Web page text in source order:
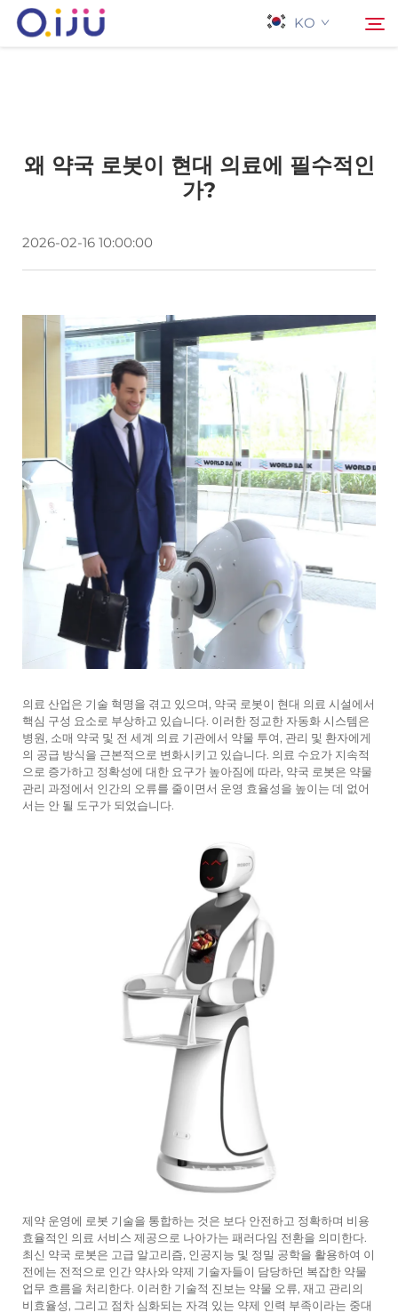
KO
회사 소개
응용 프로그램
서비스 지원
연락
왜 약국 로봇이 현대 의료에 필수적인
가?
2026-02-16 10:00:00
의료 산업은 기술 혁명을 겪고 있으며, 약국 로봇이 현대 의료 시설에서
핵심 구성 요소로 부상하고 있습니다. 이러한 정교한 자동화 시스템은
병원, 소매 약국 및 전 세계 의료 기관에서 약물 투여, 관리 및 환자에게
의 공급 방식을 근본적으로 변화시키고 있습니다. 의료 수요가 지속적
으로 증가하고 정확성에 대한 요구가 높아짐에 따라, 약국 로봇은 약물
관리 과정에서 인간의 오류를 줄이면서 운영 효율성을 높이는 데 없어
서는 안 될 도구가 되었습니다.
제약 운영에 로봇 기술을 통합하는 것은 보다 안전하고 정확하며 비용
효율적인 의료 서비스 제공으로 나아가는 패러다임 전환을 의미한다.
최신 약국 로봇은 고급 알고리즘, 인공지능 및 정밀 공학을 활용하여 이
전에는 전적으로 인간 약사와 약제 기술자들이 담당하던 복잡한 약물
업무 흐름을 처리한다. 이러한 기술적 진보는 약물 오류, 재고 관리의
비효율성, 그리고 점차 심화되는 자격 있는 약제 인력 부족이라는 중대